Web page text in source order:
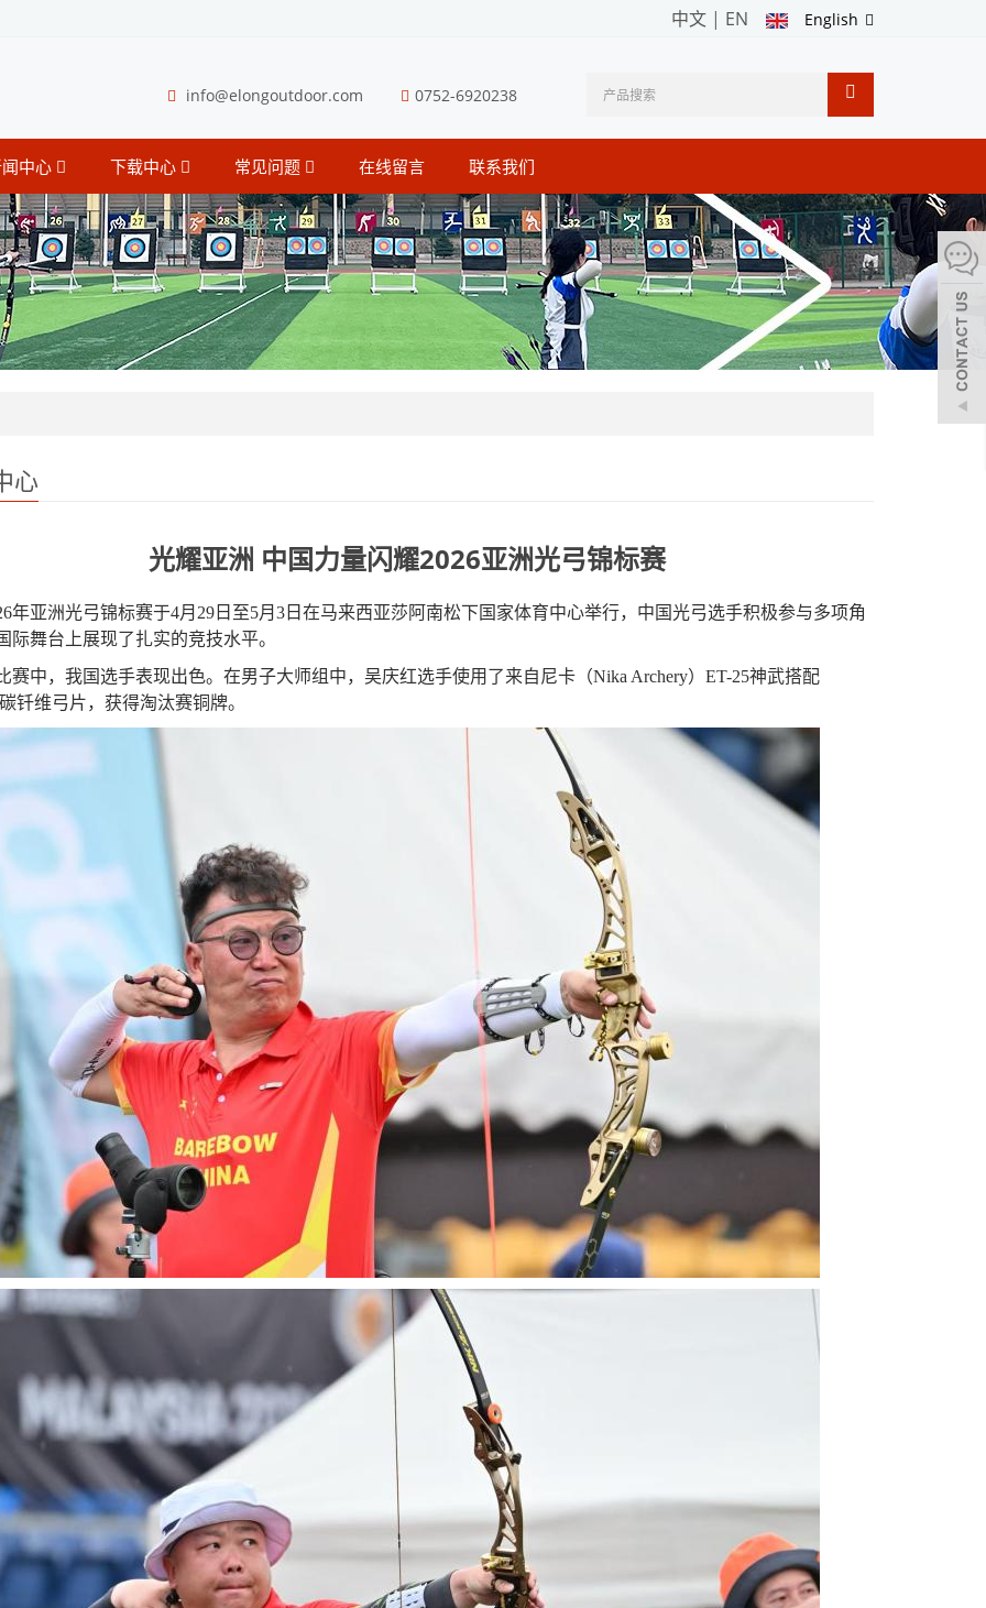
English
中文 | EN
info@elongoutdoor.com 0752-6920238
中心 下载中心 常见问题 在线留言 联系我们
心
光耀亚洲 中国力量闪耀2026亚洲光弓锦标赛
年亚洲光弓锦标赛于4月 29日至5月 3日在马来西亚莎阿南松下国家体育中心举行，中国光弓选手积极参与多项角
际舞台上展现了扎实的竞技水平。
赛中，我国选手表现出色。在男子大师组中，吴庆红选手使用了来自尼卡（Nika Archery） ET-25神武搭配
钎维弓片，获得淘汰赛铜牌。